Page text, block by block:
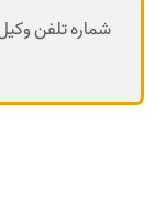
شماره تلفن